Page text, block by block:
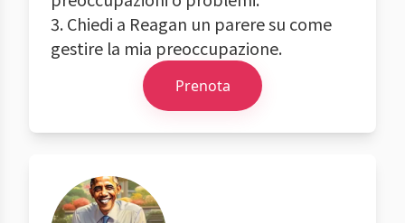
3. Chiedi a Reagan un parere su come
gestire la mia preoccupazione.
Prenota